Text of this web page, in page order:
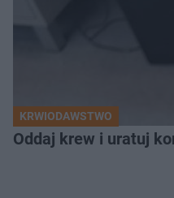
KRWIODAWSTWO
Oddaj krew i uratuj